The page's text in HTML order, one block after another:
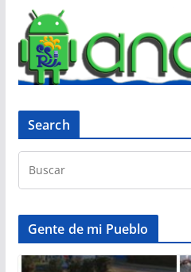
Search
Gente de mi Pueblo